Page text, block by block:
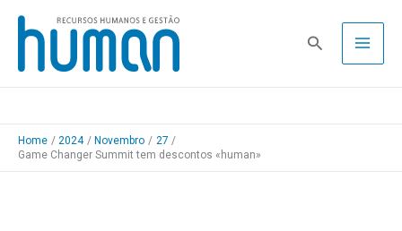
Skip
content
Pesquisa
Home 2024 Novembro
27
Game Changer Summit tem descontos «human»